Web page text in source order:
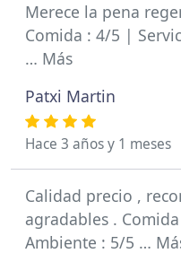
Merece la pena
Comida : 4/5 |
… Más
Patxi Martin
Hace 3 años y 1 meses
Calidad precio ,
agradables .
Ambiente : 5/5 …